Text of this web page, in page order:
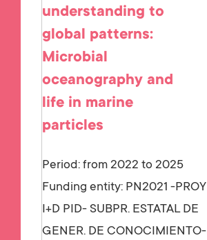
understanding to
global patterns:
Microbial
oceanography and
life in marine
particles
Period: from 2022 to 2025
Funding entity: PN2021 -PROY
I+D PID- SUBPR. ESTATAL DE
GENER. DE CONOCIMIENTO-